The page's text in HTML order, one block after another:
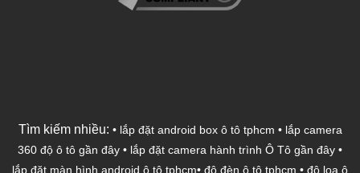
Tìm kiếm nhiều: • lắp đặt android box ô tô tphcm • lắp camera
360 độ ô tô gần đây • lắp đặt camera hành trình Ô Tô gần đây •
lắp đặt màn hình android ô tô tphcm• độ đèn ô tô tphcm • độ loa ô